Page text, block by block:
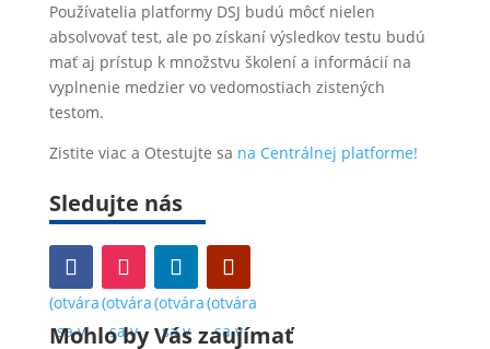
Používatelia platformy DSJ budú môcť nielen
absolvovať test, ale po získaní výsledkov testu budú
mať aj prístup k množstvu školení a informácií na
vyplnenie medzier vo vedomostiach zistených
testom.
Zistite viac a Otestujte sa na Centrálnej platforme!
Sledujte nás
(otvára
sa v
(otvára
sa v
(otvára
sa v
(otvára
sa v
Mohlo by Vás zaujímať